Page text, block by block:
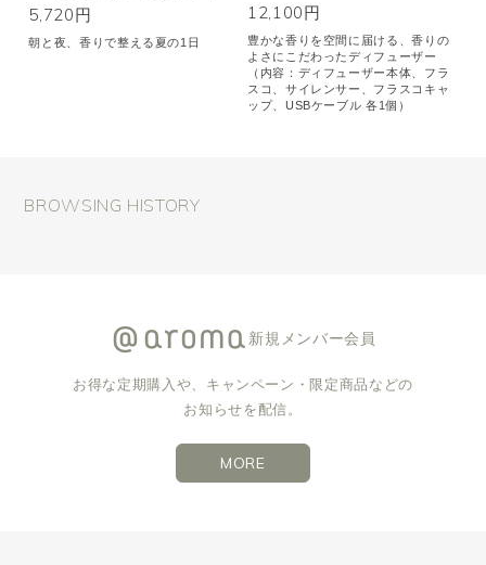
5,720円
朝と夜、香りで整える夏の1日
12,100円
豊かな香りを空間に届ける、香りの
よさにこだわったディフューザー
（内容：ディフューザー本体、フラ
スコ、サイレンサー、フラスコキャ
ップ、USBケーブル 各1個）
BROWSING HISTORY
新規メンバー会員
お得な定期購入や、キャンペーン・限定商品などの
お知らせを配信。
MORE